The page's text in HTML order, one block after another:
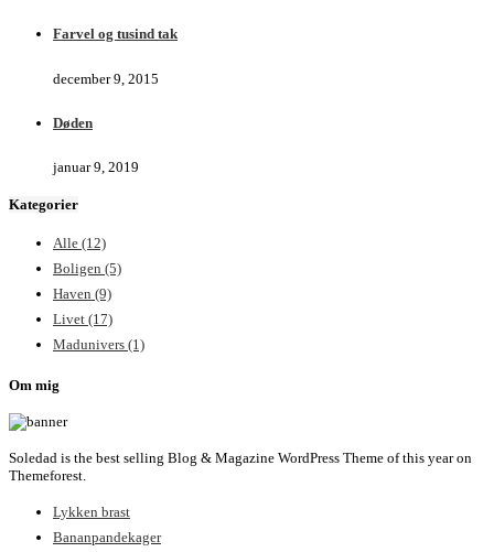
Farvel og tusind tak
december 9, 2015
Døden
januar 9, 2019
Kategorier
Alle (12)
Boligen (5)
Haven (9)
Livet (17)
Madunivers (1)
Om mig
Soledad is the best selling Blog & Magazine WordPress Theme of this year on
Themeforest.
Lykken brast
Bananpandekager